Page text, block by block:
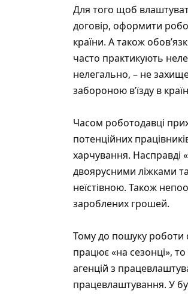
Для того щоб
договір, оформити
країни. А також
часто практикують
нелегально, – не
забороною в’їзду в
Часом роботодавці
потенційних
харчування. Насправді
двоярусними ліжками
неїстівною. Також
зароблених грошей.
Тому до пошуку роботи
працює «на сезонці»,
агенцій з
працевлаштування. У